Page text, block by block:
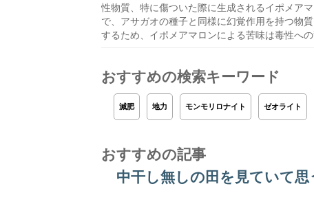
性物質、特に傷ついた際に生成されるイポメア
で、アサガオの種子と同様に幻覚作用を持つ物
するため、イポメアマロンによる苦味は毒性へ
おすすめの検索キーワード
減肥 地力 モンモリロナイト ゼオライト
おすすめの記事
中干し無しの田を見ていて思